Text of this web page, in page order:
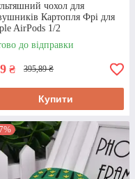
НАМ
ЩО
зусиль, щоб
чохол для
Картопля Фрі для
AirPods 1/2
до відправки
₴ 395,89 ₴
Купити